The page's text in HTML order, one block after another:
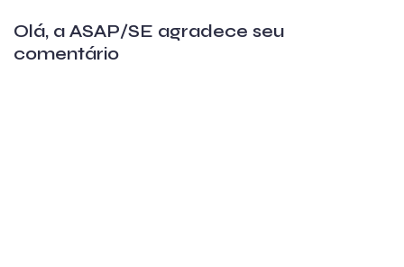
Olá, a ASAP/SE agradece seu
comentário